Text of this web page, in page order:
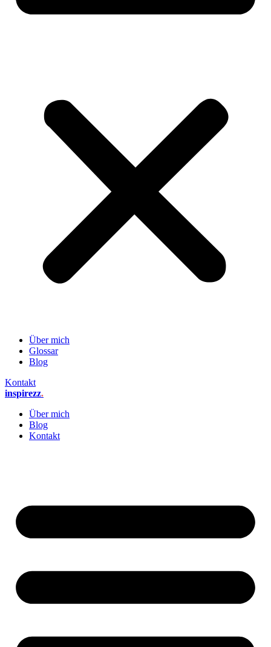
Über mich
Glossar
Blog
Kontakt
inspirezz.
Über mich
Blog
Kontakt